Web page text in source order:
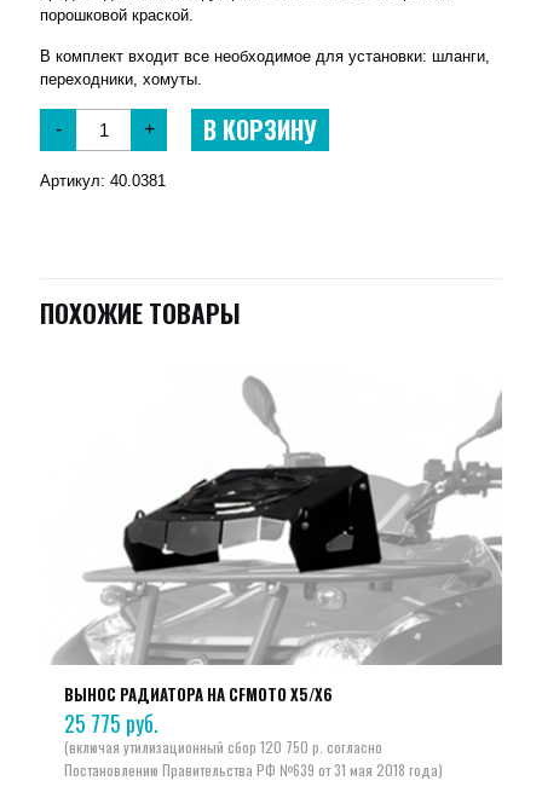
порошковой краской.
В комплект входит все необходимое для установки: шланги,
переходники, хомуты.
- + В КОРЗИНУ
Артикул: 40.0381
ПОХОЖИЕ ТОВАРЫ
ВЫНОС РАДИАТОРА НА CFMOTO X5/X6
25 775 руб.